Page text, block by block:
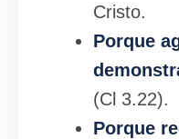
Cristo.
Porque
(Cl 3.22).
Porque